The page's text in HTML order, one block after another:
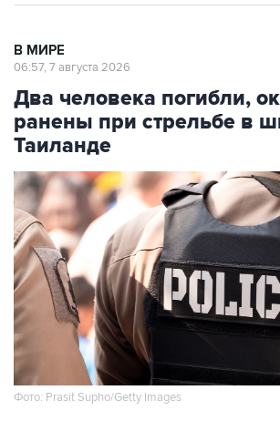
В МИРЕ
06:57, 7 августа 2026
Два человека погибли,
ранены при стрельбе в
Таиланде
Фото: Prasit Supho/Getty Images